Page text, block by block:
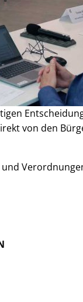
von den